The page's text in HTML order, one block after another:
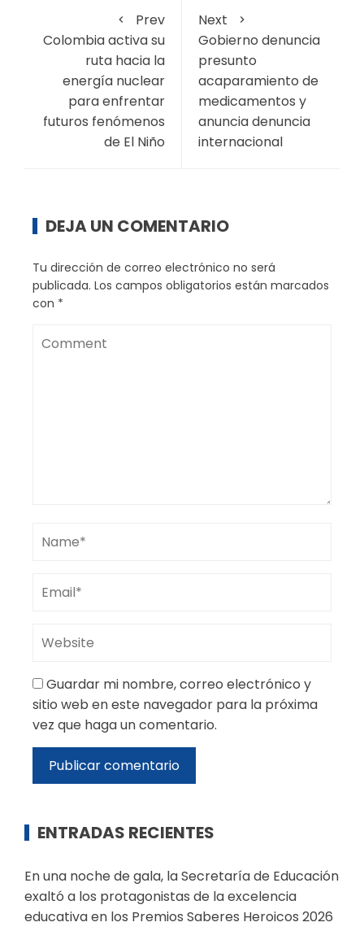
Prev
Colombia activa su
ruta hacia la
energía nuclear
para enfrentar
futuros fenómenos
de El Niño
Next
Gobierno denuncia
presunto
acaparamiento de
medicamentos y
anuncia denuncia
internacional
DEJA UN COMENTARIO
Tu dirección de correo electrónico no será
publicada. Los campos obligatorios están marcados
con *
Guardar mi nombre, correo electrónico y
sitio web en este navegador para la próxima
vez que haga un comentario.
ENTRADAS RECIENTES
En una noche de gala, la Secretaría de Educación
exaltó a los protagonistas de la excelencia
educativa en los Premios Saberes Heroicos 2026